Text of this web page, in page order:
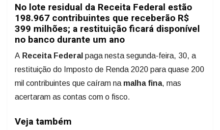
No lote residual da Receita Federal estão
198.967 contribuintes que receberão R$
399 milhões; a restituição ficará disponível
no banco durante um ano
A Receita Federal paga nesta segunda-feira, 30, a
restituição do Imposto de Renda 2020 para quase 200
mil contribuintes que caíram na malha fina, mas
acertaram as contas com o fisco.
Veja também